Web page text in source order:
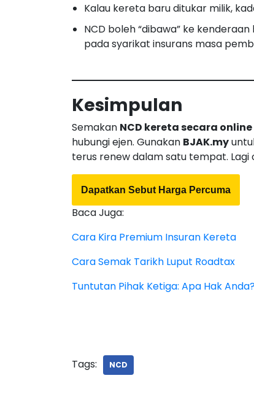
Kalau kereta baru ditukar milik,
NCD boleh “dibawa” ke
pada syarikat insurans masa
Kesimpulan
Semakan NCD kereta secara online
hubungi ejen. Gunakan BJAK.my
terus renew dalam satu tempat.
Dapatkan Sebut Harga Percuma
Baca Juga:
Cara Kira Premium Insuran Kereta
Cara Semak Tarikh Luput Roadtax
Tuntutan Pihak Ketiga: Apa Hak
Tags: NCD